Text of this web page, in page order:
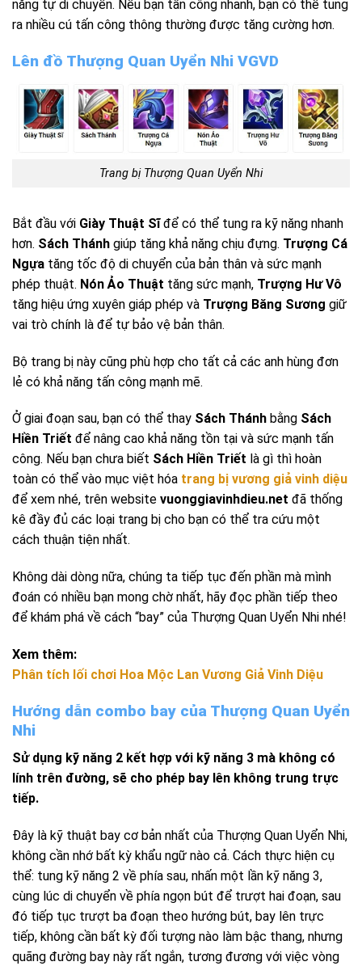
năng tự di chuyển. Nếu bạn tấn công nhanh, bạn có thể tung
ra nhiều cú tấn công thông thường được tăng cường hơn.
Lên đồ Thượng Quan Uyển Nhi VGVD
Trang bị Thượng Quan Uyển Nhi
Bắt đầu với Giày Thuật Sĩđể có thể tung ra kỹ năng nhanh
hơn. Sách Thánh giúp tăng khả năng chịu đựng. Trượng Cá
Ngựa tăng tốc độ di chuyển của bản thân và sức mạnh
phép thuật. Nón Ảo Thuật tăng sức mạnh, Trượng Hư Vô
tăng hiệu ứng xuyên giáp phép và Trượng Băng Sương giữ
vai trò chính là để tự bảo vệ bản thân.
Bộ trang bị này cũng phù hợp cho tất cả các anh hùng đơn
lẻ có khả năng tấn công mạnh mẽ.
Ở giai đoạn sau, bạn có thể thay Sách Thánh bằng Sách
Hiền Triết để nâng cao khả năng tồn tại và sức mạnh tấn
công. Nếu bạn chưa biết Sách Hiền Triết là gì thì hoàn
toàn có thể vào mục việt hóa trang bị vương giả vinh diệu
để xem nhé, trên website vuonggiavinhdieu.net đã thống
kê đầy đủ các loại trang bị cho bạn có thể tra cứu một
cách thuận tiện nhất.
Không dài dòng nữa, chúng ta tiếp tục đến phần mà mình
đoán có nhiều bạn mong chờ nhất, hãy đọc phần tiếp theo
để khám phá về cách “bay” của Thượng Quan Uyển Nhi nhé!
Xem thêm:
Phân tích lối chơi Hoa Mộc Lan Vương Giả Vinh Diệu
Hướng dẫn combo bay của Thượng Quan Uyển
Nhi
Sử dụng kỹ năng 2 kết hợp với kỹ năng 3 mà không có
lính trên đường, sẽ cho phép bay lên không trung trực
tiếp.
Đây là kỹ thuật bay cơ bản nhất của Thượng Quan Uyển Nhi,
không cần nhớ bất kỳ khẩu ngữ nào cả. Cách thực hiện cụ
thể: tung kỹ năng 2 về phía sau, nhấn một lần kỹ năng 3,
cùng lúc di chuyển về phía ngọn bút để trượt hai đoạn, sau
đó tiếp tục trượt ba đoạn theo hướng bút, bay lên trực
tiếp, không cần bất kỳ đối tượng nào làm bậc thang, nhưng
quãng đường bay này rất ngắn, tương đương với việc vòng